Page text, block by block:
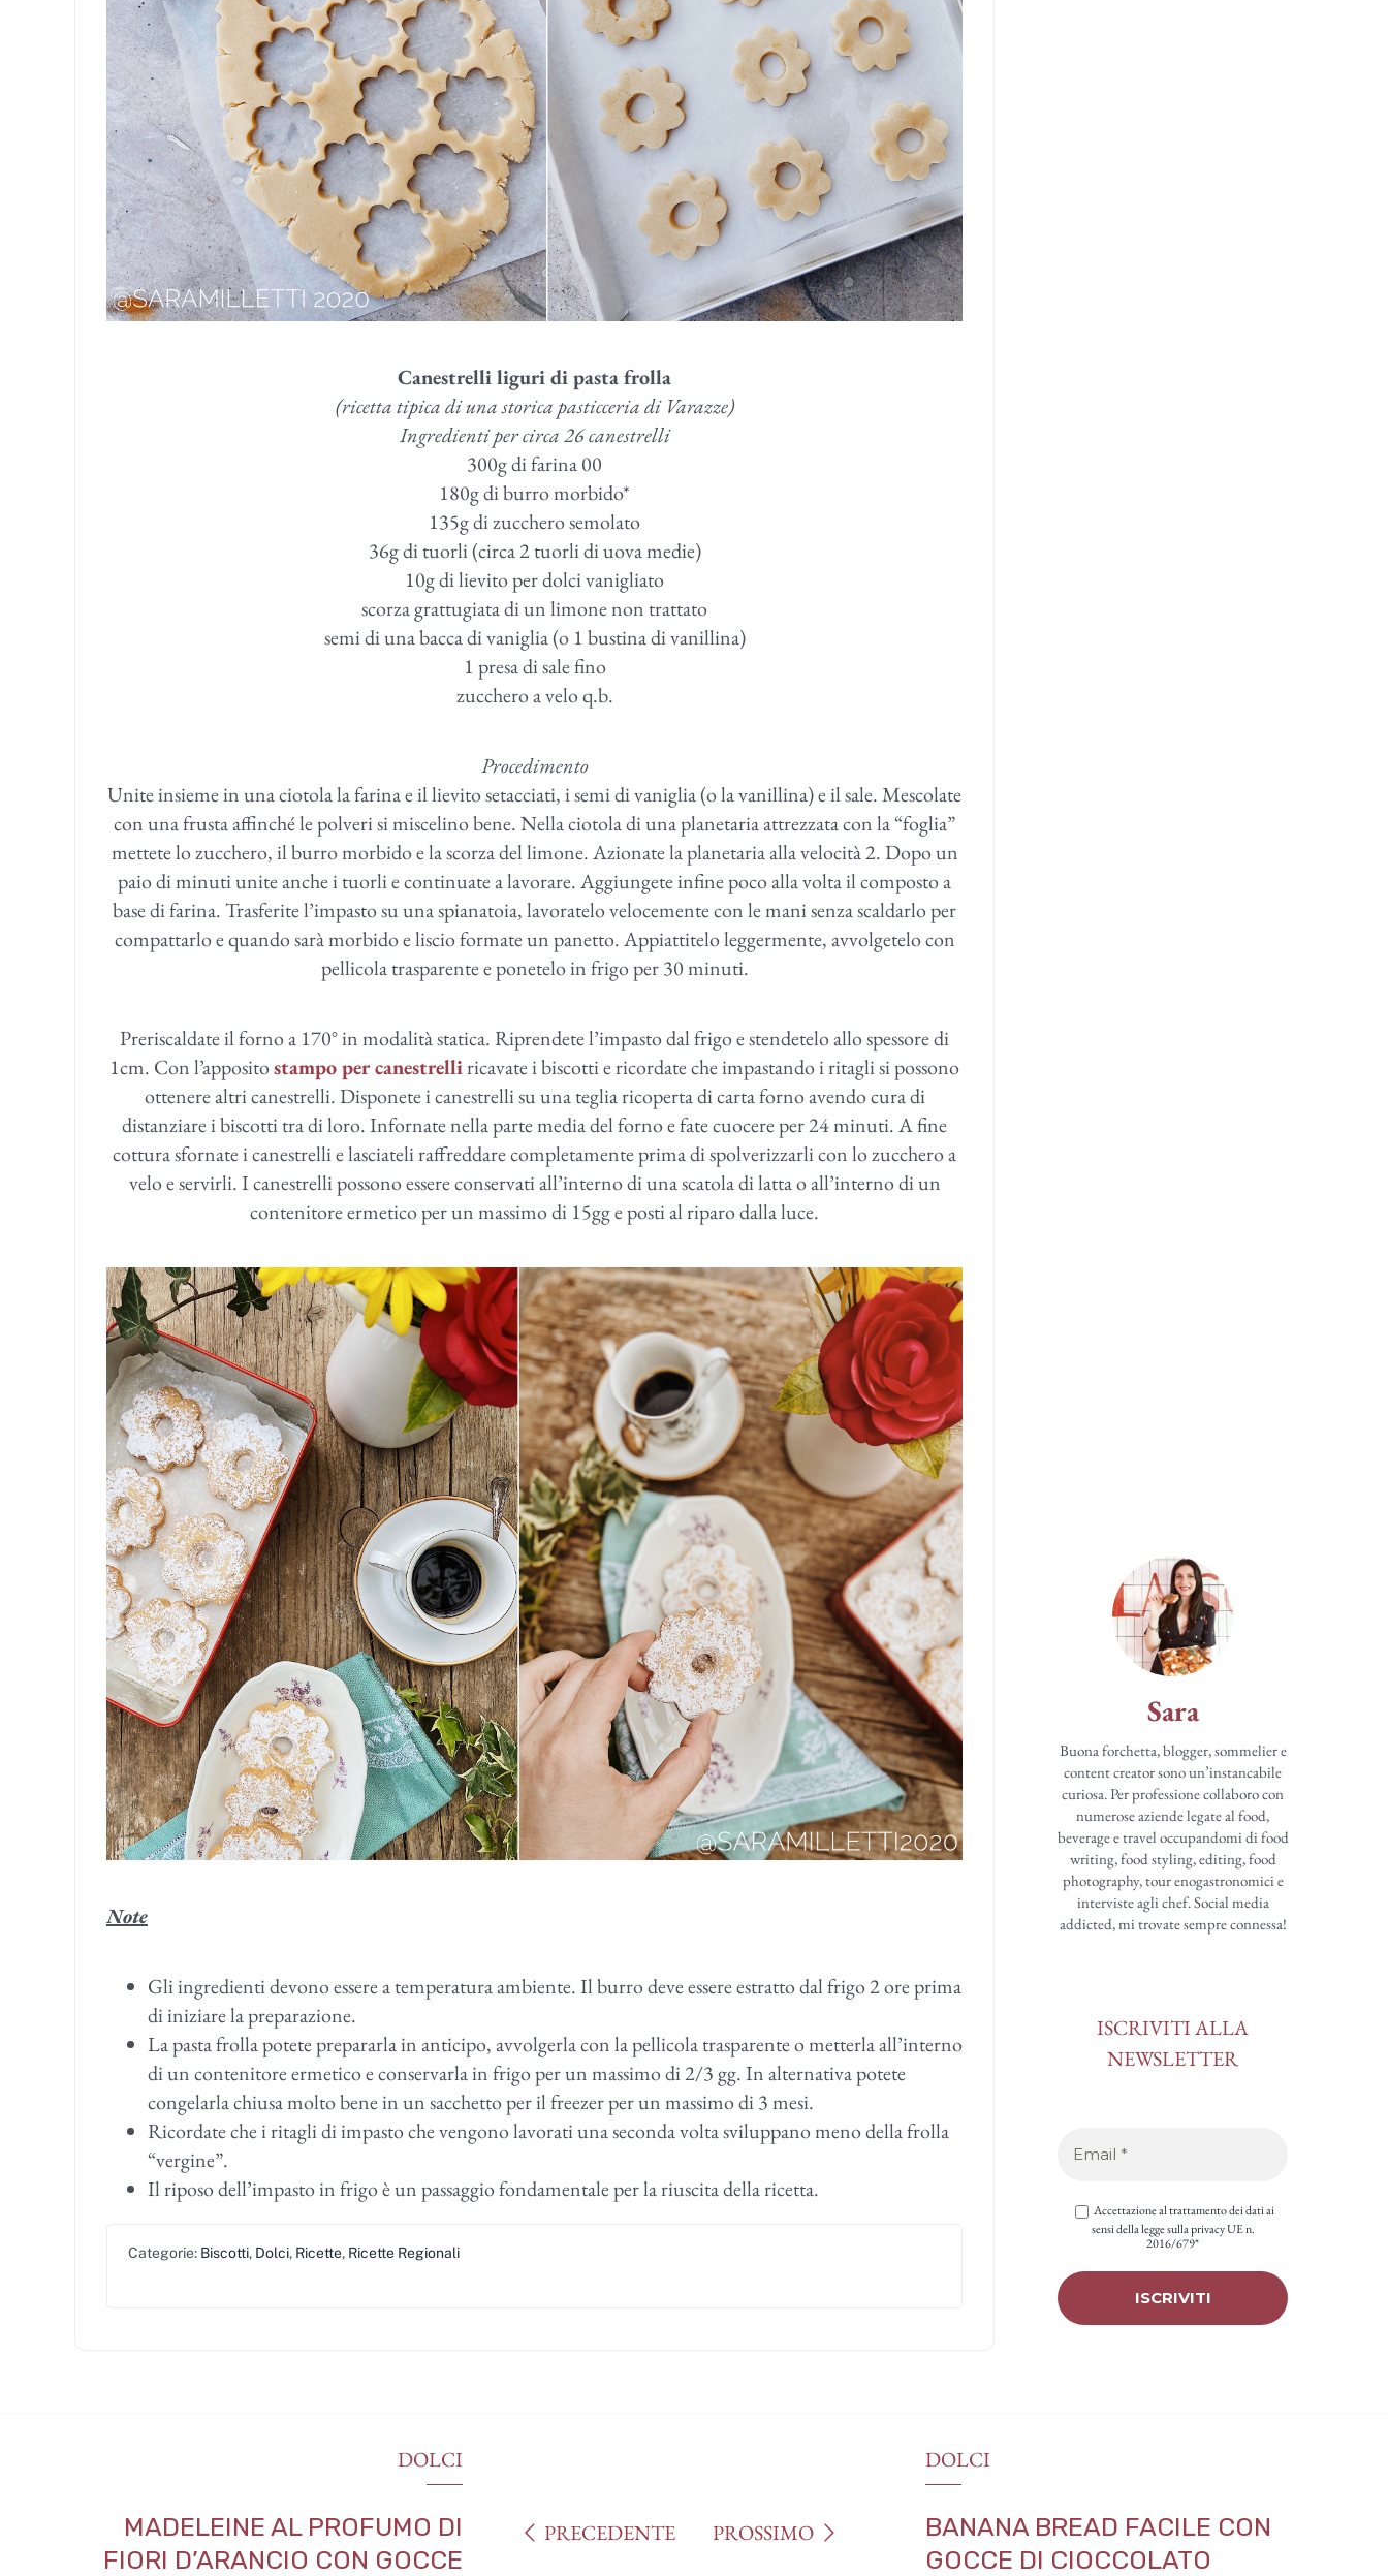
Canestrelli liguri di pasta frolla
(ricetta tipica di una storica pasticceria di Varazze)
Ingredienti per circa 26 canestrelli
300g di farina 00
180g di burro morbido*
135g di zucchero semolato
36g di tuorli (circa 2 tuorli di uova medie)
10g di lievito per dolci vanigliato
scorza grattugiata di un limone non trattato
semi di una bacca di vaniglia (o 1 bustina di vanillina)
1 presa di sale fino
zucchero a velo q.b.
Procedimento
Unite insieme in una ciotola la farina e il lievito setacciati, i semi di vaniglia (o la vanillina) e il sale. Mescolate
con una frusta affinché le polveri si miscelino bene. Nella ciotola di una planetaria attrezzata con la “foglia”
mettete lo zucchero, il burro morbido e la scorza del limone. Azionate la planetaria alla velocità 2. Dopo un
paio di minuti unite anche i tuorli e continuate a lavorare. Aggiungete infine poco alla volta il composto a
base di farina. Trasferite l’impasto su una spianatoia, lavoratelo velocemente con le mani senza scaldarlo per
compattarlo e quando sarà morbido e liscio formate un panetto. Appiattitelo leggermente, avvolgetelo con
pellicola trasparente e ponetelo in frigo per 30 minuti.
Preriscaldate il forno a 170° in modalità statica. Riprendete l’impasto dal frigo e stendetelo allo spessore di
1cm. Con l’appositostampo per canestrelliricavate i biscotti e ricordate che impastando i ritagli si possono
ottenere altri canestrelli. Disponete i canestrelli su una teglia ricoperta di carta forno avendo cura di
distanziare i biscotti tra di loro. Infornate nella parte media del forno e fate cuocere per 24 minuti. A fine
cottura sfornate i canestrelli e lasciateli raffreddare completamente prima di spolverizzarli con lo zucchero a
velo e servirli. I canestrelli possono essere conservati all’interno di una scatola di latta o all’interno di un
contenitore ermetico per un massimo di 15gg e posti al riparo dalla luce.
Note
Gli ingredienti devono essere a temperatura ambiente. Il burro deve essere estratto dal frigo 2 ore prima
di iniziare la preparazione.
La pasta frolla potete prepararla in anticipo, avvolgerla con la pellicola trasparente o metterla all’interno
di un contenitore ermetico e conservarla in frigo per un massimo di 2/3 gg. In alternativa potete
congelarla chiusa molto bene in un sacchetto per il freezer per un massimo di 3 mesi.
Ricordate che i ritagli di impasto che vengono lavorati una seconda volta sviluppano meno della frolla
“vergine”.
Il riposo dell’impasto in frigo è un passaggio fondamentale per la riuscita della ricetta.
Categorie: Biscotti, Dolci, Ricette, Ricette Regionali
Sara
Buona forchetta, blogger, sommelier e
content creator sono un’instancabile
curiosa. Per professione collaboro con
numerose aziende legate al food,
beverage e travel occupandomi di food
writing, food styling, editing, food
photography, tour enogastronomici e
interviste agli chef. Social media
addicted, mi trovate sempre connessa!
ISCRIVITI ALLA
NEWSLETTER
Accettazione al trattamento dei dati ai
sensi della legge sulla privacy UE n.
2016/679*
DOLCI
MADELEINE AL PROFUMO DI
FIORI D’ARANCIO CON GOCCE
PRECEDENTE PROSSIMO
DOLCI
BANANA BREAD FACILE CON
GOCCE DI CIOCCOLATO